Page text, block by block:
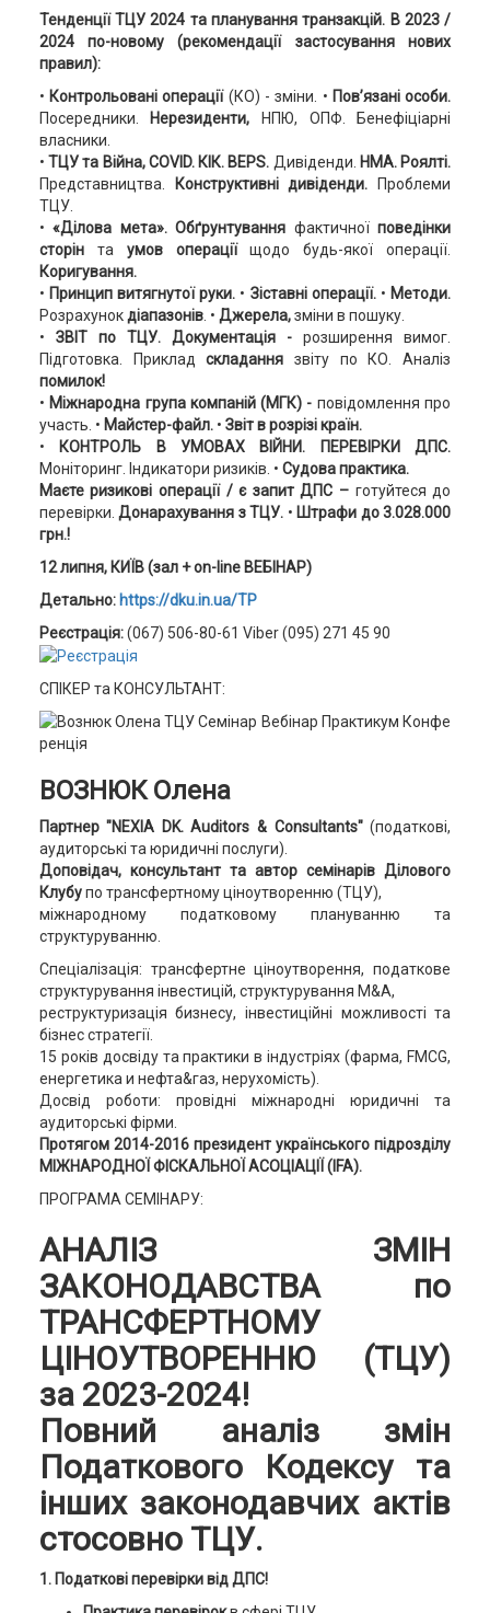
Тенденції ТЦУ 2024 та планування транзакцій. В 2023 /
2024 по-новому (рекомендації застосування нових
правил):
• Контрольовані операції (КО) - зміни. • Пов’язані особи.
Посередники. Нерезиденти,
НПЮ, ОПФ. Бенефіціарні
власники.
•ТЦУ та Війна, COVID. КІК. BEPS. Дивіденди. НМА. Роялті.
Представництва.
Конструктивні дивіденди. Проблеми
ТЦУ.
•«Ділова мета». Обґрунтування фактичноїповедінки
сторін та умов операціїщодо будь-якої операції.
Коригування.
• Принцип витягнутої руки. • Зіставні операції.• Методи.
Розрахунокдіапазонів. • Джерела,зміни в пошуку.
• ЗВІТ по ТЦУ.Документація -розширення вимог.
Підготовка. Прикладскладання звіту по КО. Аналіз
помилок!
• Міжнародна група компаній (МГК) - повідомлення про
участь. • Майстер-файл. • Звіт в розрізі країн.
•
КОНТРОЛЬ В УМОВАХ ВІЙНИ.
ПЕРЕВІРКИ ДПС.
Моніторинг. Індикатори ризиків. • Судова практика.
Маєте ризикові операції / є запит ДПС – готуйтеся до
перевірки.Донарахування з ТЦУ. • Штрафи до 3.028.000
грн.!
12 липня, КИЇВ (зал + on-line ВЕБІНАР)
Детально: https://dku.in.ua/TP
Реєстрація:(067) 506-80-61 Viber (095) 271 45 90
СПІКЕР та КОНСУЛЬТАНТ:
ВОЗНЮК Олена
Партнер "NEXIA DK. Auditors & Consultants"(податкові,
аудиторські та юридичні послуги).
Доповідач, консультант та автор семінарів Ділового
Клубупо трансфертному ціноутворенню (ТЦУ),
міжнародному податковому плануванню та
структуруванню.
Спеціалізація: трансфертне ціноутворення, податкове
структурування інвестицій, структурування M&A,
реструктуризація бизнесу, інвестиційні можливості та
бізнес стратегії.
15 років досвіду та практики в індустріях (фарма, FMCG,
енергетика и нефта&газ, нерухомість).
Досвід роботи: провідні міжнародні юридичні та
аудиторські фірми.
Протягом 2014-2016 президент українського підрозділу
МІЖНАРОДНОЇ ФІСКАЛЬНОЇ АСОЦІАЦІЇ (IFA).
ПРОГРАМА СЕМІНАРУ:
АНАЛІЗ ЗМІН
ЗАКОНОДАВСТВА по
ТРАНСФЕРТНОМУ
ЦІНОУТВОРЕННЮ (ТЦУ)
за 2023-2024!
Повний аналіз змін
Податкового Кодексу та
інших законодавчих актів
стосовно ТЦУ.
1. Податкові перевірки від ДПС!